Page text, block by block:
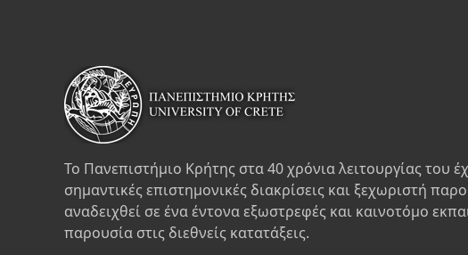
Το Πανεπιστήμιο Κρήτης στα 40 χρόνια λειτουργίας του
σημαντικές επιστημονικές διακρίσεις και ξεχωριστή
αναδειχθεί σε ένα έντονα εξωστρεφές και καινοτόμο
παρουσία στις διεθνείς κατατάξεις.